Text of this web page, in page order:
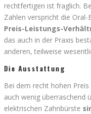
rechtfertigen ist fraglich.
Zahlen verspricht die
Preis-Leistungs-
das auch in der Praxis
anderen, teilweise
Die Ausstattung
Bei dem recht hohen
auch wenig überraschend
elektrischen Zahnbürste